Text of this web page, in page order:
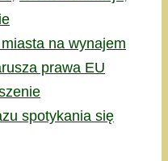
na wynajem
prawa EU
spotykania się